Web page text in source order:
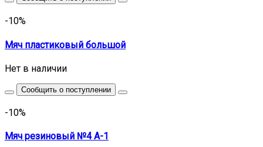
-10%
Мяч пластиковый большой
Нет в наличии
Сообщить о поступлении
-10%
Мяч резиновый №4 А-1